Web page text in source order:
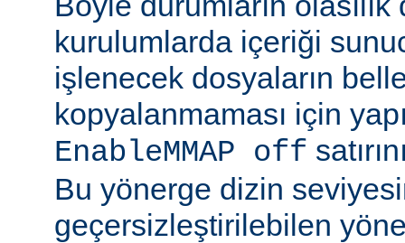
kurulumlarda içeriği
işlenecek dosyaların
kopyalanmaması için
EnableMMAP off
Bu yönerge dizin
geçersizleştirilebilen